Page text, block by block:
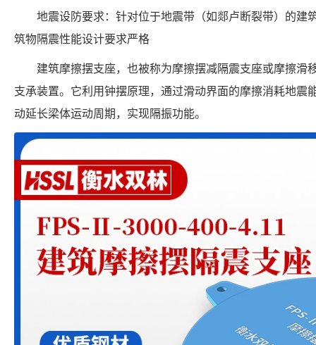
地震设防要求：针对位于地震带（如郯卢断裂带）的建
筑物隔震性能设计要求严格
建筑摩擦摆支座，也被称为摩擦摆减隔震支座或摩擦滑
支承装置。它利用钟摆原理，通过滑动界面的摩擦消耗地震
动延长梁体运动周期，实现隔振功能。